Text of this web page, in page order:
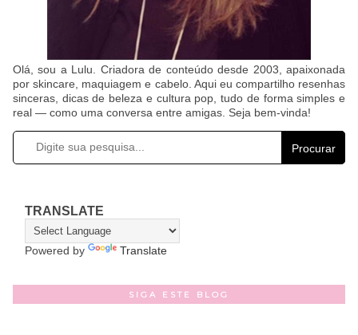
Olá, sou a Lulu. Criadora de conteúdo desde 2003, apaixonada
por skincare, maquiagem e cabelo. Aqui eu compartilho resenhas
sinceras, dicas de beleza e cultura pop, tudo de forma simples e
real — como uma conversa entre amigas. Seja bem-vinda!
Procurar
TRANSLATE
Powered by Translate
SIGA ESTE BLOG